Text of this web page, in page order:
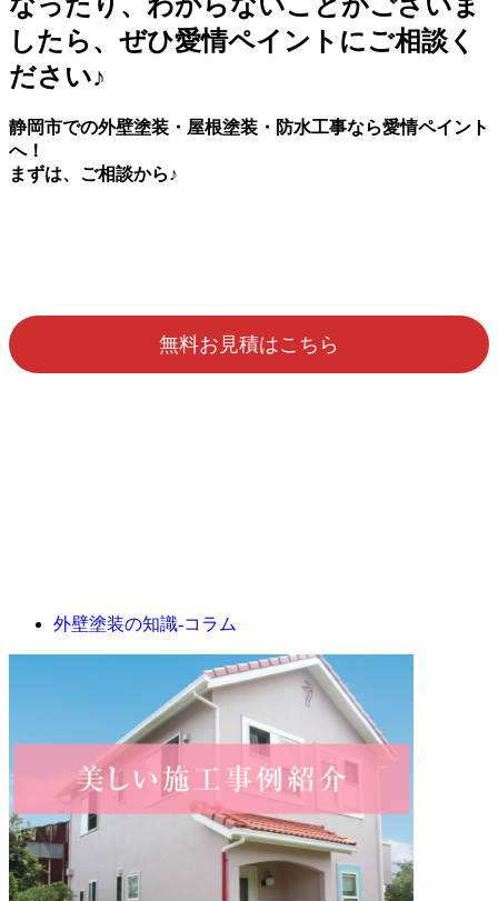
なったり、わからないことがございま
したら、ぜひ愛情ペイントにご相談く
ださい♪
静岡市での外壁塗装・屋根塗装・防水工事なら愛情ペイント
へ！
まずは、ご相談から♪
無料お見積はこちら
外壁塗装の知識‐コラム